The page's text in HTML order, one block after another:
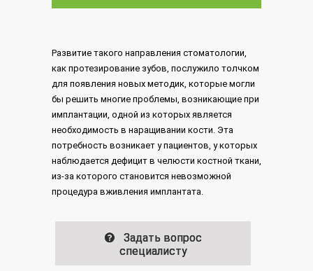
Развитие такого направления стоматологии,
как протезирование зубов, послужило толчком
для появления новых методик, которые могли
бы решить многие проблемы, возникающие при
имплантации, одной из которых является
необходимость в наращивании кости. Эта
потребность возникает у пациентов, у которых
наблюдается дефицит в челюсти костной ткани,
из-за которого становится невозможной
процедура вживления имплантата.
Задать вопрос
специалисту